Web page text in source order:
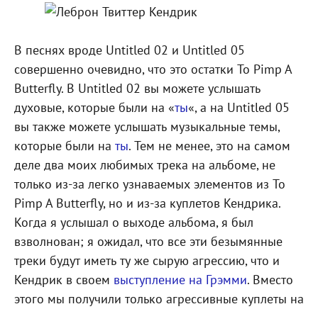
В песнях вроде Untitled 02 и Untitled 05
совершенно очевидно, что это остатки To Pimp A
Butterfly. В Untitled 02 вы можете услышать
духовые, которые были на «ты«, а на Untitled 05
вы также можете услышать музыкальные темы,
которые были на ты. Тем не менее, это на самом
деле два моих любимых трека на альбоме, не
только из-за легко узнаваемых элементов из To
Pimp A Butterfly, но и из-за куплетов Кендрика.
Когда я услышал о выходе альбома, я был
взволнован; я ожидал, что все эти безымянные
треки будут иметь ту же сырую агрессию, что и
Кендрик в своем выступление на Грэмми. Вместо
этого мы получили только агрессивные куплеты на